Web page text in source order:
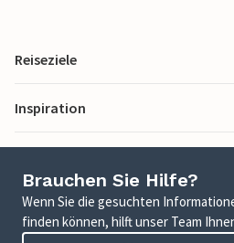
Reiseziele
Inspiration
Brauchen Sie Hilfe?
Wenn Sie die gesuchten
finden können, hilft unser Team